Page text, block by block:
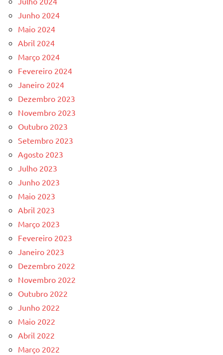
Junho 2024
Maio 2024
Abril 2024
Março 2024
Fevereiro 2024
Janeiro 2024
Dezembro 2023
Novembro 2023
Outubro 2023
Setembro 2023
Agosto 2023
Julho 2023
Junho 2023
Maio 2023
Abril 2023
Março 2023
Fevereiro 2023
Janeiro 2023
Dezembro 2022
Novembro 2022
Outubro 2022
Junho 2022
Maio 2022
Abril 2022
Março 2022